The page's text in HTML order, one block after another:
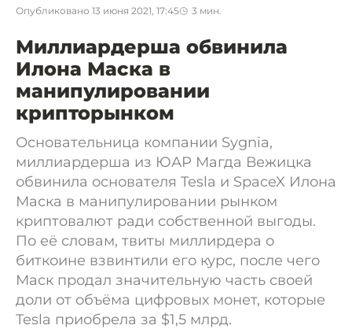
Опубликовано 13 июня 2021, 17:45 3 мин.
Миллиардерша обвинила
Илона Маска в
манипулировании
крипторынком
Основательница компании Sygnia,
миллиардерша из ЮАР Магда Вежицка
обвинила основателя Tesla и SpaceX Илона
Маска в манипулировании рынком
криптовалют ради собственной выгоды.
По её словам, твиты миллирдера о
биткоине взвинтили его курс, после чего
Маск продал значительную часть своей
доли от объёма цифровых монет, которые
Tesla приобрела за $1,5 млрд.